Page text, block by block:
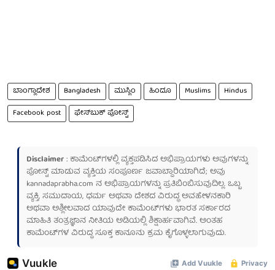
ಬಾಂಗ್ಲಾದೇಶ Bangladesh ಮುಸ್ಲಿಂ ಹಿಂದೂ Muslims
Hindus
Facebook post
ಫೇಸ್‍ಬುಕ್‍ ಪೋಸ್ಟ್
Disclaimer: ಕಾಮೆಂಟ್‌ಗಳಲ್ಲಿ ವ್ಯಕ್ತಪಡಿಸಿದ ಅಭಿಪ್ರಾಯಗಳು ಅವುಗಳನ್ನು
ಪೋಸ್ಟ್ ಮಾಡುವ ವ್ಯಕ್ತಿಯ ಸಂಪೂರ್ಣ ಜವಾಬ್ದಾರಿಯಾಗಿದೆ; ಅವು
kannadaprabha.com ನ ಅಭಿಪ್ರಾಯಗಳನ್ನು ಪ್ರತಿಬಿಂಬಿಸುವುದಿಲ್ಲ. ಒಬ್ಬ
ವ್ಯಕ್ತಿ, ಸಮುದಾಯ, ಧರ್ಮ ಅಥವಾ ದೇಶದ ವಿರುದ್ಧ ಅವಹೇಳನಕಾರಿ
ಅಥವಾ ಅಶ್ಲೀಲವಾದ ಯಾವುದೇ ಕಾಮೆಂಟ್‌ಗಳು ಭಾರತ ಸರ್ಕಾರದ
ಮಾಹಿತಿ ತಂತ್ರಜ್ಞಾನ ನೀತಿಯ ಅಡಿಯಲ್ಲಿ ಶಿಕ್ಷಾರ್ಹವಾಗಿವೆ. ಅಂತಹ
ಕಾಮೆಂಟ್‌ಗಳ ವಿರುದ್ಧ ಸೂಕ್ತ ಕಾನೂನು ಕ್ರಮ ಕೈಗೊಳ್ಳಲಾಗುವುದು.